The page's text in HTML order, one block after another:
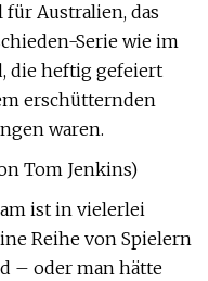
für Australien, das
Serie wie im
die heftig gefeiert
erschütternden
waren.
Tom Jenkins)
ist in vielerlei
Reihe von Spielern
– oder man hätte